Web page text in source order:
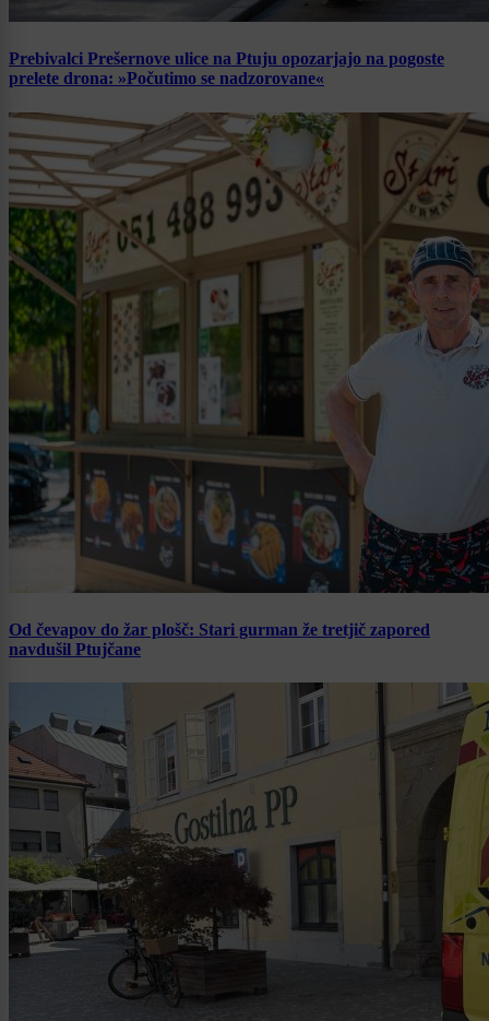
Prebivalci Prešernove ulice na Ptuju opozarjajo na pogoste
prelete drona: »Počutimo se nadzorovane«
Od čevapov do žar plošč: Stari gurman že tretjič zapored
navdušil Ptujčane